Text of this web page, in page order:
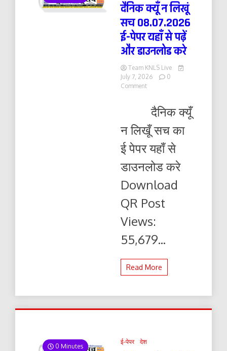
दैनिक क्यूँ न लिखूं
सच 08.07.2026
ई-पेपर यहाँ से पढ़ें
और डाउनलोड करे
Team KNLS Live
July 7, 2026
0
Commenton
सच
08.07.2026
ई-
पेपर
यहाँ
पढ़ें
डाउनलोड
दैनिक क्यूँ
न लिखूँ सच का
ई पेपर यहाँ से
डाउनलोड करे
Download
QR Post
Views:
55,679...
Read More
0 Minutes
ई-पेपर देश